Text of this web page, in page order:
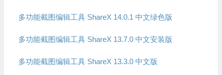
多功能截图编辑工具 ShareX 14.0.1 中文绿色版
多功能截图编辑工具 ShareX 13.7.0 中文安装版
多功能截图编辑工具 ShareX 13.3.0 中文版